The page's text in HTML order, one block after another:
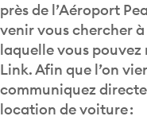
près de l’Aéroport
venir vous chercher
laquelle vous
Link. Afin que l’on
communiquez
location de voiture :